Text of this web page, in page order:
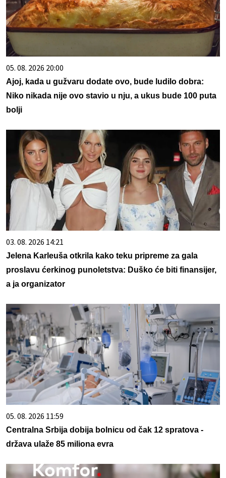
05. 08. 2026 20:00
Ajoj, kada u gužvaru dodate ovo, bude ludilo dobra:
Niko nikada nije ovo stavio u nju, a ukus bude 100 puta
bolji
03. 08. 2026 14:21
Jelena Karleuša otkrila kako teku pripreme za gala
proslavu ćerkinog punoletstva: Duško će biti finansijer,
a ja organizator
05. 08. 2026 11:59
Centralna Srbija dobija bolnicu od čak 12 spratova -
država ulaže 85 miliona evra